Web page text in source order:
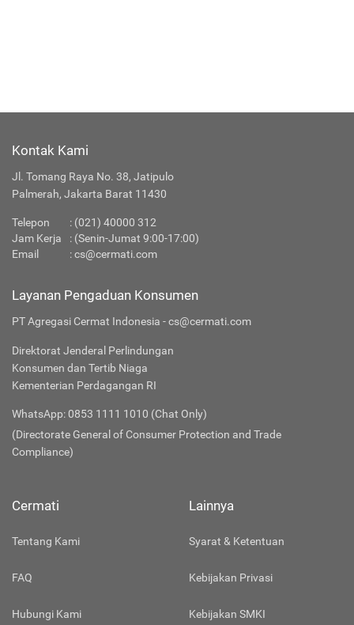
Kontak Kami
Jl. Tomang Raya No. 38, Jatipulo
Palmerah, Jakarta Barat 11430
Telepon : (021) 40000 312
Jam Kerja
: (Senin-Jumat 9:00-17:00)
Email
:cs@cermati.com
Layanan Pengaduan Konsumen
PT Agregasi Cermat Indonesia - cs@cermati.com
Direktorat Jenderal Perlindungan
Konsumen dan Tertib Niaga
Kementerian Perdagangan RI
WhatsApp: 0853 1111 1010 (Chat Only)
(Directorate General of Consumer Protection and Trade
Compliance)
Cermati
Tentang Kami
FAQ
Hubungi Kami
Lainnya
Syarat & Ketentuan
Kebijakan Privasi
Kebijakan SMKI